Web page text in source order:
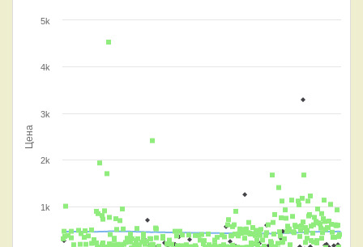
Цена
1k
2k
3k
4k
5k